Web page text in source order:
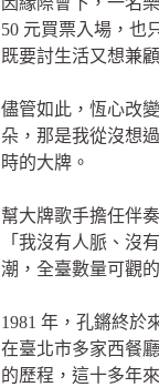
50 元買票入場，也
既要討生活又想兼
儘管如此，恆心改
朵，那是我從沒想
時的大牌。
幫大牌歌手擔任伴
「我沒有人脈、沒
潮，全臺數量可觀
1981 年，孔鏘終於
在臺北市多家西餐
的歷程，這十多年